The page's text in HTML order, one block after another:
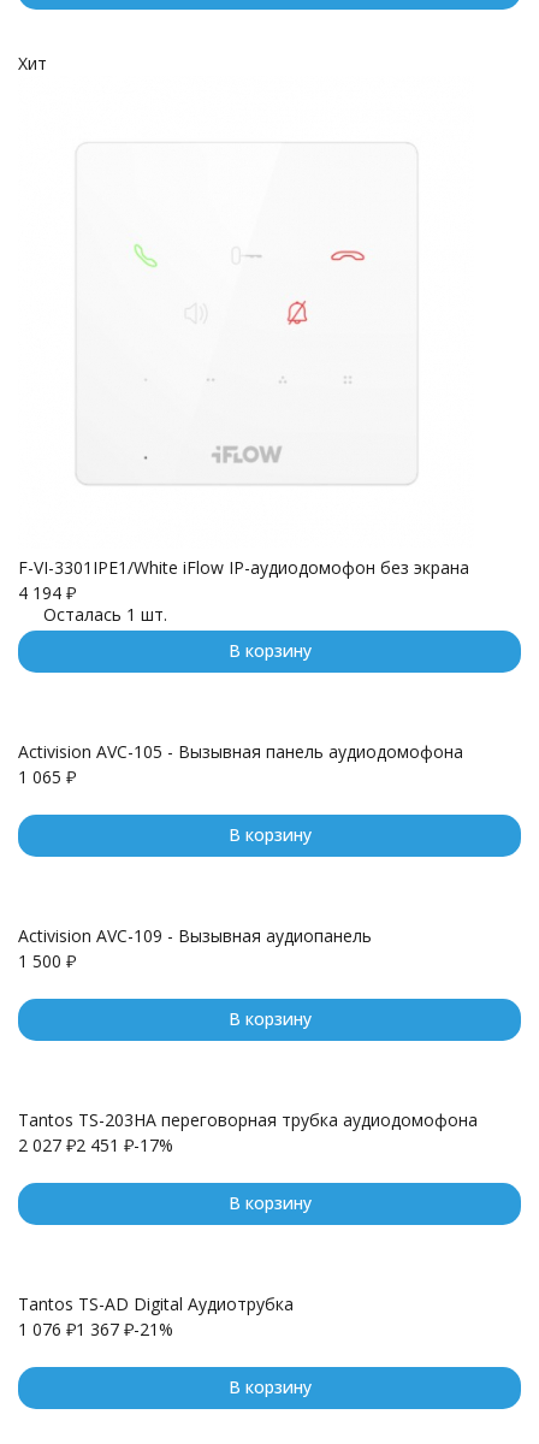
Хит
F-VI-3301IPE1/White iFlow IP-аудиодомофон без экрана
4 194 ₽
Осталась 1 шт.
В корзину
Activision AVC-105 - Вызывная панель аудиодомофона
1 065 ₽
В корзину
Activision AVC-109 - Вызывная аудиопанель
1 500 ₽
В корзину
Tantos TS-203HA переговорная трубка аудиодомофона
2 027 ₽2 451 ₽-17%
В корзину
Tantos TS-AD Digital Аудиотрубка
1 076 ₽1 367 ₽-21%
В корзину